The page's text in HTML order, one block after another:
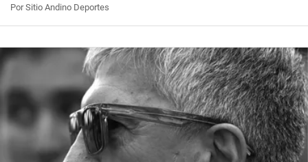
Por Sitio Andino Deportes